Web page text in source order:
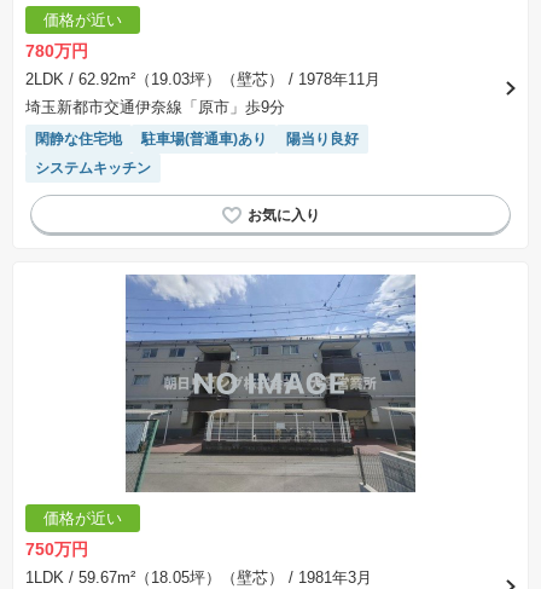
価格が近い
780万円
2LDK / 62.92m²（19.03坪）（壁芯）
/ 1978年11月
埼玉新都市交通伊奈線「原市」歩9分
閑静な住宅地 駐車場(普通車)あり
陽当り良好
システムキッチン
価格が近い
750万円
1LDK / 59.67m²（18.05坪）（壁芯）
/ 1981年3月